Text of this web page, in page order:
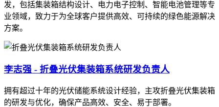
发，包括集装箱结构设计、电力电子控制、智能电池管理等专
业领域，致力于为全球客户提供高效、可持续的绿色能源解决
方案。
李志强 - 折叠光伏集装箱系统研发负责人
拥有超过十年的光伏储能系统设计经验，主攻折叠光伏集装箱
的研发与优化，确保产品高效、安全、易于部署。